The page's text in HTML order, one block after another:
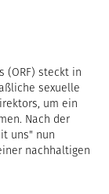
(ORF) steckt in
sexuelle
um ein
Nach der
uns" nun
nachhaltigen